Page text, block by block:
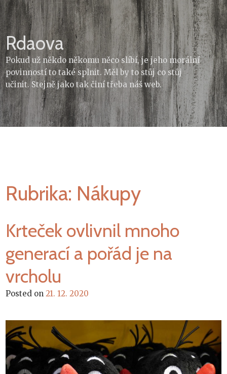
Skip
to
content
Rdaova
Pokud už někdo někomu něco slíbí, je jeho morální
povinností to také splnit. Měl by to stůj co stůj
učinit. Stejně jako tak činí třeba náš web.
Rubrika: Nákupy
Krteček ovlivnil mnoho
generací a pořád je na
vrcholu
Posted on21. 12. 2020